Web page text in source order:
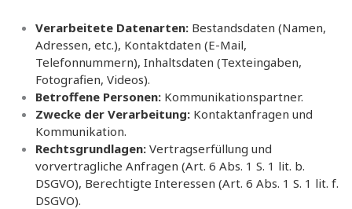
Verarbeitete Datenarten: Bestandsdaten (Namen,
Adressen, etc.), Kontaktdaten (E-Mail,
Telefonnummern), Inhaltsdaten (Texteingaben,
Fotografien, Videos).
Betroffene Personen: Kommunikationspartner.
Zwecke der Verarbeitung: Kontaktanfragen und
Kommunikation.
Rechtsgrundlagen: Vertragserfüllung und
vorvertragliche Anfragen (Art. 6 Abs. 1 S. 1 lit. b.
DSGVO), Berechtigte Interessen (Art. 6 Abs. 1 S. 1 lit. f.
DSGVO).